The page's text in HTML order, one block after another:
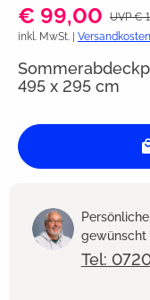
€ 99,00 UVP €
inkl. MwSt. |
495 x 295 cm
gewünscht
Tel: